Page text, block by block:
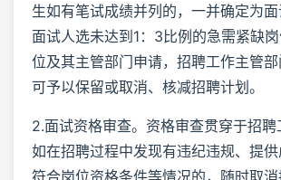
生如有笔试成绩并列的，一并确定为
面试人选未达到1：3比例的急需紧缺
位及其主管部门申请，招聘工作主管部
可予以保留或取消、核减招聘计划。
2.面试资格审查。资格审查贯穿于招聘
如在招聘过程中发现有违纪违规、提
符合岗位资格条件等情况的，随时取消